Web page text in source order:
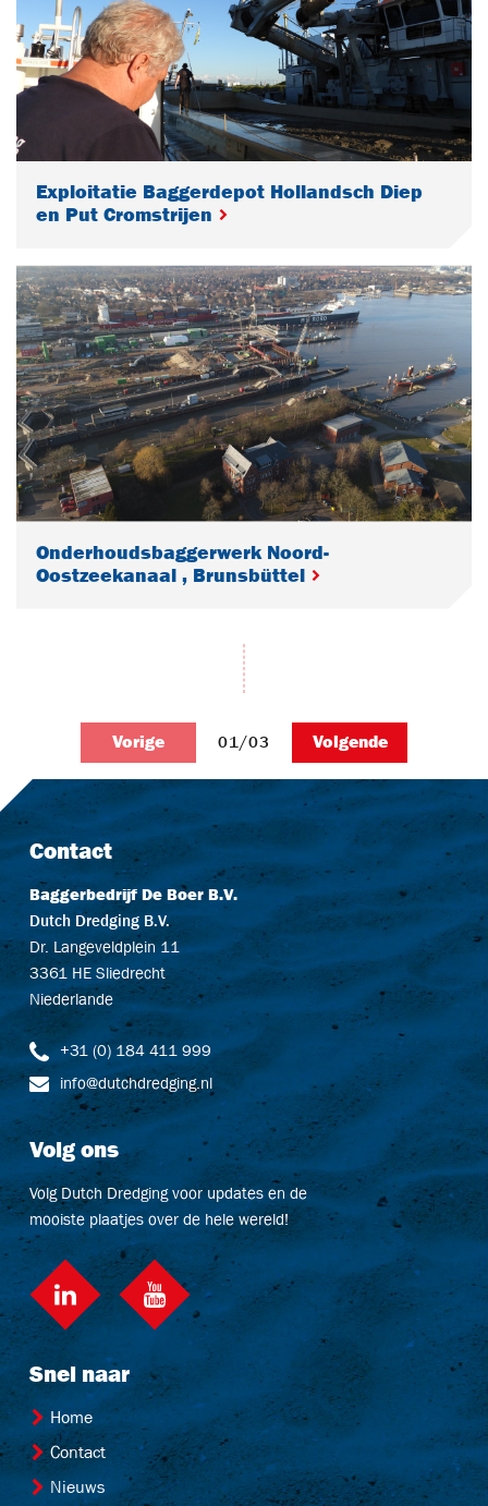
Exploitatie Baggerdepot Hollandsch Diep
en Put Cromstrijen
Onderhoudsbaggerwerk Noord-
Oostzeekanaal , Brunsbüttel
Vorige 01/03 Volgende
Contact
Baggerbedrijf De Boer B.V.
Dutch Dredging B.V.
Dr. Langeveldplein 11
3361 HE Sliedrecht
Niederlande
+31 (0) 184 411 999
info@dutchdredging.nl
Volg ons
Volg Dutch Dredging voor updates en de
mooiste plaatjes over de hele wereld!
LinkedIn social::youtube
Snel naar
Home
Contact
Nieuws